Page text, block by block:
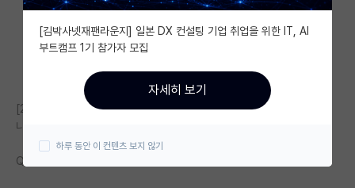
자유 게시판(아무개랩)
미국 유학 게시판
미국 대학원 합격 후기 게시판
대학원생 모집 게시판
연구실(PI) 홍보 게시판
[2024 가을학기 U of T 합격] 김박사넷 유학교육 후기 - 1편에서 이어집
니다.
Q: 여유가 생긴거죠.
[김박사넷재팬라운지] 일본 DX 컨설팅 기업 취업을 위한 IT, AI
부트캠프 1기 참가자 모집
자세히 보기
하루 동안 이 컨텐츠 보지 않기